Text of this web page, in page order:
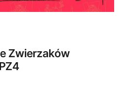
Zwierzaków